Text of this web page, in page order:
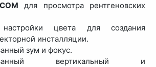
для просмотра рентгеновских
цвета для создания
инсталляции.
зум и фокус.
вертикальный и